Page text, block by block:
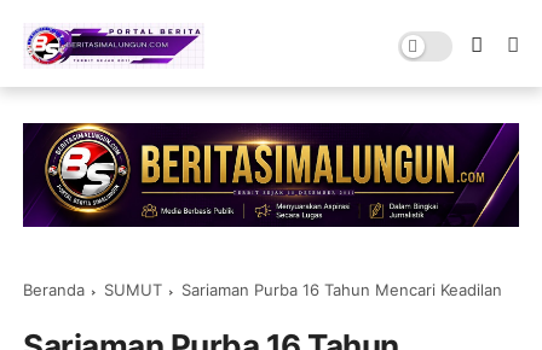
Beranda SUMUT Sariaman Purba 16 Tahun Mencari Keadilan